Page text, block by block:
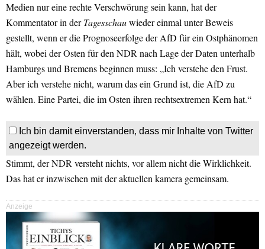
Medien nur eine rechte Verschwörung sein kann, hat der
Kommentator in derTagesschauwieder einmal unter Beweis
gestellt, wenn er die Prognoseerfolge der AfD für ein Ostphänomen
hält, wobei der Osten für den NDR nach Lage der Daten unterhalb
Hamburgs und Bremens beginnen muss: „Ich verstehe den Frust.
Aber ich verstehe nicht, warum das ein Grund ist, die AfD zu
wählen. Eine Partei, die im Osten ihren rechtsextremen Kern hat.“
Ich bin damit einverstanden, dass mir Inhalte von Twitter
angezeigt werden.
Stimmt, der NDR versteht nichts, vor allem nicht die Wirklichkeit.
Das hat er inzwischen mit der aktuellen kamera gemeinsam.
Anzeige